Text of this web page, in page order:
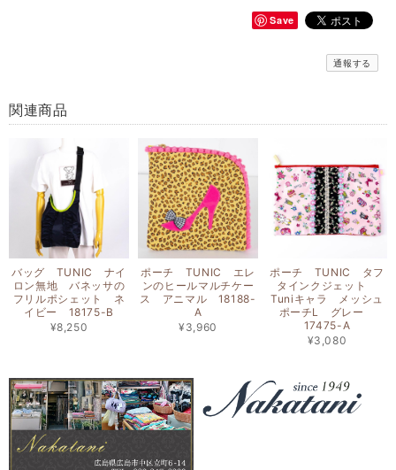
Save
通報する
関連商品
バッグ TUNIC ナイ
ロン無地 バネッサの
フリルポシェット ネ
イビー 18175-B
¥8,250
ポーチ TUNIC エレ
ンのヒールマルチケー
ス アニマル 18188-
A
¥3,960
ポーチ TUNIC タフ
タインクジェット
Tuniキャラ メッシュ
ポーチL グレー
17475-A
¥3,080